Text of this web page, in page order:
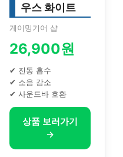
우스 화이트
게이밍기어 샵
26,900원
✔ 진동 흡수
✔ 소음 감소
✔ 사운드바 호환
상품 보러가기
→